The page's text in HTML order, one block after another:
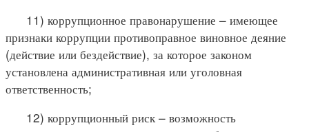
11) коррупционное правонарушение – имеющее
признаки коррупции противоправное виновное деяние
(действие или бездействие), за которое законом
установлена административная или уголовная
ответственность;
12) коррупционный риск – возможность